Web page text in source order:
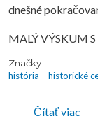
dnešné
MALÝ VÝSKUM
Značky
história
historické
Čítať viaco